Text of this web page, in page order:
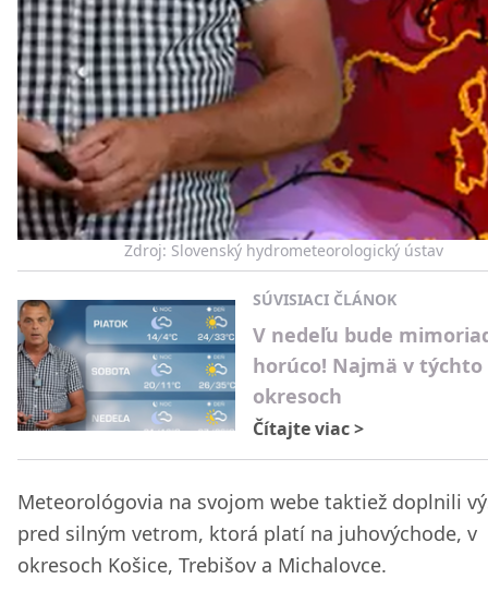
Zdroj: Slovenský hydrometeorologický ústav
SÚVISIACI ČLÁNOK
V nedeľu bude
horúco! Najmä v týchto
okresoch
Čítajte viac>
Meteorológovia na svojom webe taktiež doplnili
pred silným vetrom, ktorá platí na juhovýchode, v
okresoch Košice, Trebišov a Michalovce.